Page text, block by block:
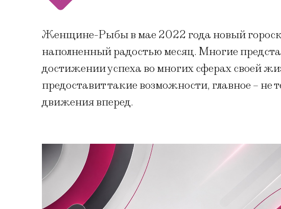
Женщине-Рыбы в мае 2022 года новый
наполненный радостью месяц. Многие
достижении успеха во многих сферах своей
предоставит такие возможности, главное –
движения вперед.